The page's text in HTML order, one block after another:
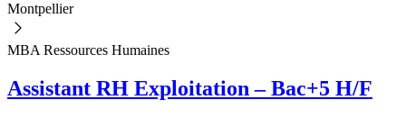
Montpellier
MBA Ressources Humaines
Assistant RH Exploitation – Bac+5 H/F